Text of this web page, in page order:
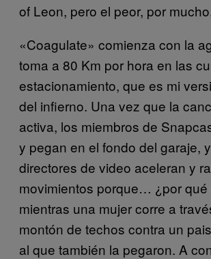
of Leon, pero el peor, por
«Coagulate» comienza con la
toma a 80 Km por hora en las
estacionamiento, que es mi
del infierno. Una vez que la
activa, los miembros de
y pegan en el fondo del garaje,
directores de video aceleran y
movimientos porque… ¿por qué
mientras una mujer corre a
montón de techos contra un
al que también la pegaron. A